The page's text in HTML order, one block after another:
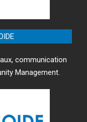
communication
Management.